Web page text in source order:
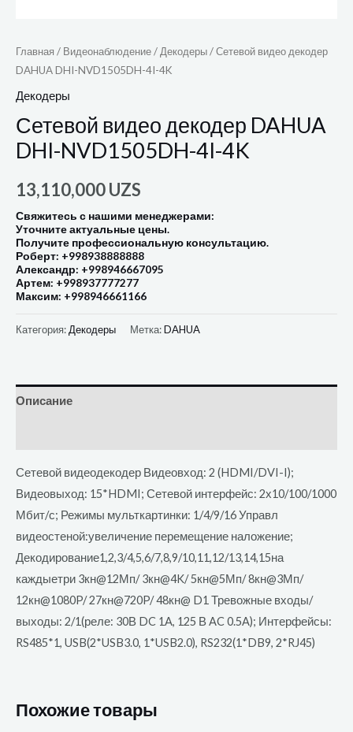
Главная / Видеонаблюдение/Декодеры/ Сетевой видео декодер
DAHUA DHI-NVD1505DH-4I-4K
Декодеры
Сетевой видео декодер DAHUA
DHI-NVD1505DH-4I-4K
13,110,000UZS
Свяжитесь с нашими менеджерами:
Уточните актуальные цены.
Получите профессиональную консультацию.
Роберт: +998938888888
Александр: +998946667095
Артем: +998937777277
Максим: +998946661166
Категория: Декодеры Метка:DAHUA
Описание
Сетевой видеодекодер Видеовход: 2 (HDMI/DVI-I);
Видеовыход: 15*HDMI; Сетевой интерфейс: 2х10/100/1000
Мбит/с; Режимы мульткартинки: 1/4/9/16 Управл
видеостеной:увеличение перемещение наложение;
Декодирование1,2,3/4,5,6/7,8,9/10,11,12/13,14,15на
каждыетри 3кн@12Мп/ 3кн@4K/ 5кн@5Мп/ 8кн@3Мп/
12кн@1080P/ 27кн@720P/ 48кн@ D1 Тревожные входы/
выходы: 2/1(реле: 30В DC 1A, 125 В AC 0.5A); Интерфейсы:
RS485*1, USB(2*USB3.0, 1*USB2.0), RS232(1*DB9, 2*RJ45)
Похожие товары